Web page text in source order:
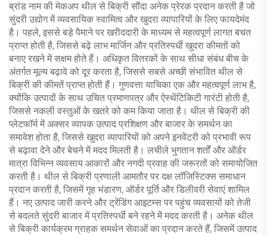
ब्रांड नाम की मेकअप थील से बिक्री सौंदा अनेक प्रेरक प्रदान करती है जो
सुंदरी उद्योग में व्यवसायिक स्वामित्व और खुदरा व्यापारियों के लिए फायदेमंद
है। पहले, इससे बड़े पैमाने पर खरीददारी के माध्यम से महत्वपूर्ण लागत बचत
प्राप्त होती है, जिससे बढ़े लाभ मार्जिन और प्रतिस्पर्धी खुदरा कीमतों को
बनाए रखने में सक्षम होते हैं। अधिकृत वितरकों के साथ सीधा संबंध बीच के
अंतर्गत मूल्य बढ़ावे को दूर करता है, जिससे सबसे अच्छी संभावित थील से
बिक्री की कीमतें प्राप्त होती हैं। गुणवत्ता याचिका एक और महत्वपूर्ण लाभ है,
क्योंकि उत्पादों के साथ उचित प्रमाणपत्र और ऐस्थेंटिकिटी गारंटी होती है,
जिससे नकली वस्तुओं के खतरे को कम किया जाता है। थील से बिक्री की
प्लेटफॉर्म में अक्सर व्यापक उत्पाद प्रशिक्षण और बाजार के समर्थन का
समावेश होता है, जिससे खुदरा व्यापारियों को अपने इनवेंटरी को प्रभावी रूप
से बढ़ावा देने और बेचने में मदद मिलती है। लचीले भुगतान शर्तों और ऑर्डर
मात्रा विभिन्न व्यवसाय आकारों और नगदी प्रवाह की जरूरतों को समायोजित
करती है। थील से बिक्री प्रणाली आमतौर पर दक्ष लॉजिस्टिक्स समाधान
प्रदान करती है, जिसमें गृह भंडारण, ऑर्डर पूर्ति और डिलीवरी सेवाएं शामिल
हैं। नए उत्पाद जारी करने और ट्रेंडिंग आइटम्स पर पहुंच व्यवसायों को तेजी
से बदलते सुंदरी बाजार में प्रतिस्पर्धी बने रहने में मदद करती है। अनेक थील
से बिक्री कार्यक्रम ग्राहक समर्थन सेवाओं का प्रदान करते हैं, जिसमें उत्पाद